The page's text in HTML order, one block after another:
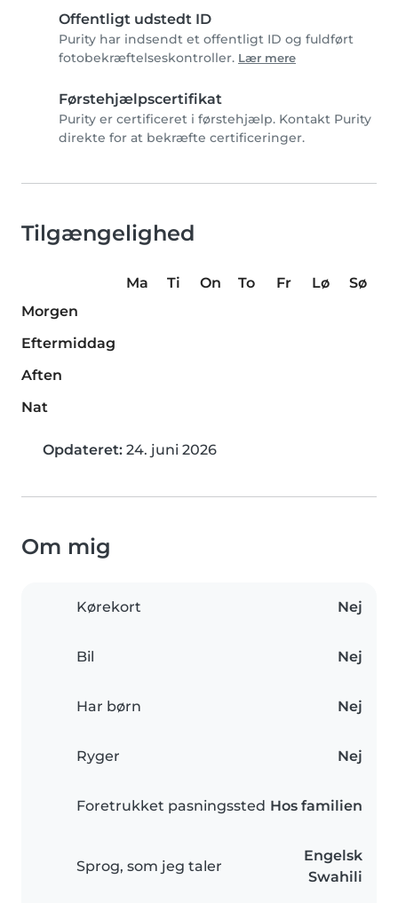
Offentligt udstedt ID
Purity har indsendt et offentligt ID og fuldført
fotobekræftelseskontroller. Lær mere
Førstehjælpscertifikat
Purity er certificeret i førstehjælp. Kontakt Purity
direkte for at bekræfte certificeringer.
Tilgængelighed
Ma Ti On To Fr Lø
Sø
Morgen
Eftermiddag
Aften
Nat
Opdateret: 24. juni 2026
Om mig
Kørekort Nej
Bil Nej
Har børn Nej
Ryger Nej
Foretrukket pasningssted Hos familien
Sprog, som jeg taler
Engelsk
Swahili